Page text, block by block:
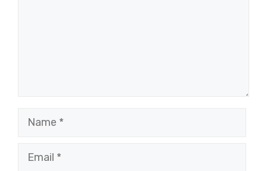
Name
Email